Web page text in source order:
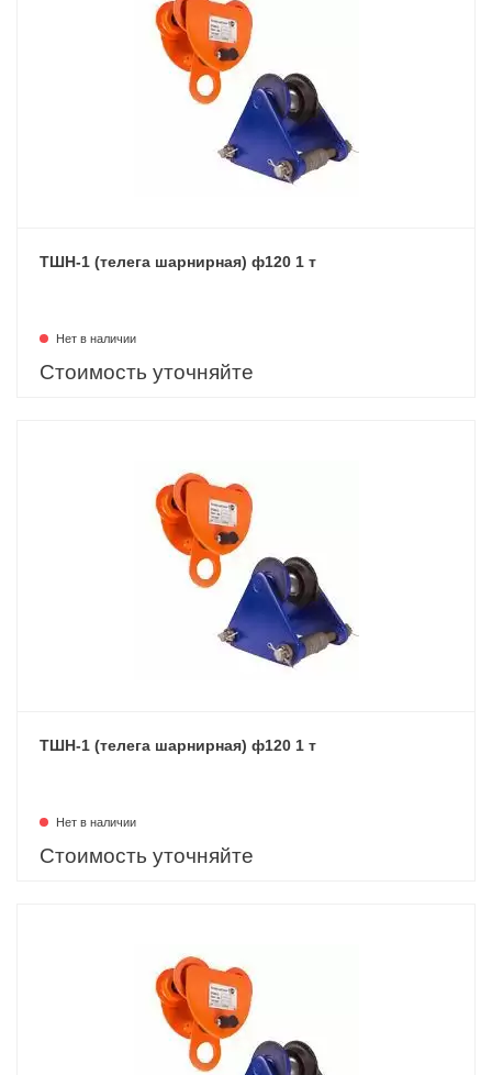
ТШН-1 (телега шарнирная) ф120 1 т
Нет в наличии
Стоимость уточняйте
ТШН-1 (телега шарнирная) ф120 1 т
Нет в наличии
Стоимость уточняйте